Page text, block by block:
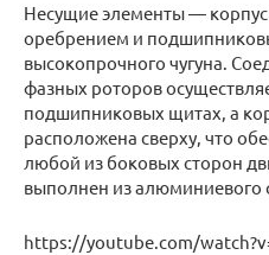
Несущие элементы —
оребрением и
высокопрочного чугуна.
фазных роторов
подшипниковых щитах, а
расположена сверху, что
любой из боковых сторон
выполнен из алюминиевого
https://youtube.com/